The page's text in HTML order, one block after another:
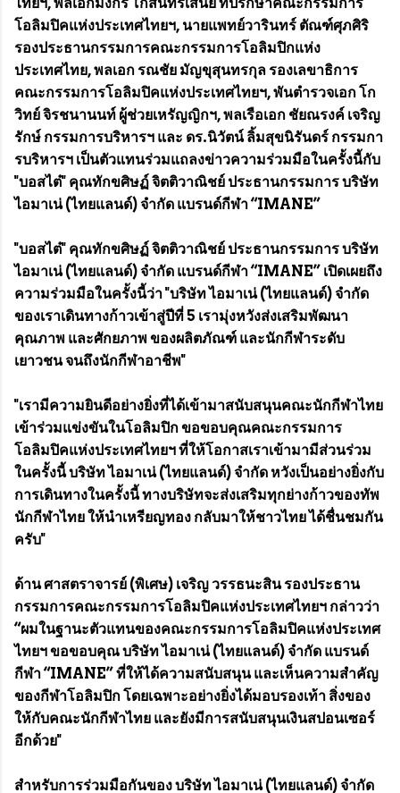
โอลิมปิคแห่งประเทศไทยฯ, นายแพทย์วารินทร์ ตัณฑ์ศุภศิริ
รองประธานกรรมการคณะกรรมการโอลิมปิกแห่ง
ประเทศไทย, พลเอก รณชัย มัญขุสุนทรกุล รองเลขาธิการ
คณะกรรมการโอลิมปิคแห่งประเทศไทยฯ, พันตำรวจเอก โก
วิทย์ จิรชนานนท์ ผู้ช่วยเหรัญญิกฯ, พลเรือเอก ชัยณรงค์ เจริญ
รักษ์ กรรมการบริหารฯ และ ดร.นิวัตน์ ลิ้มสุขนิรันดร์ กรรมกา
รบริหารฯ เป็นตัวแทนร่วมแถลงข่าวความร่วมมือในครั้งนี้กับ
"บอสไต๋" คุณทักขศิษฏ์ จิตติวาณิชย์ ประธานกรรมการ บริษัท
ไอมาเน่ (ไทยแลนด์) จำกัด แบรนด์กีฬา “IMANE”
"บอสไต๋" คุณทักขศิษฏ์ จิตติวาณิชย์ ประธานกรรมการ บริษัท
ไอมาเน่ (ไทยแลนด์) จำกัด แบรนด์กีฬา “IMANE” เปิดเผยถึง
ความร่วมมือในครั้งนี้ว่า "บริษัท ไอมาเน่ (ไทยแลนด์) จำกัด
ของเราเดินทางก้าวเข้าสู่ปีที่ 5 เรามุ่งหวังส่งเสริมพัฒนา
คุณภาพ และศักยภาพ ของผลิตภัณฑ์ และนักกีฬาระดับ
เยาวชน จนถึงนักกีฬาอาชีพ"
"เรามีความยินดีอย่างยิ่งที่ได้เข้ามาสนับสนุนคณะนักกีฬาไทย
เข้าร่วมแข่งขันในโอลิมปิก ขอขอบคุณคณะกรรมการ
โอลิมปิคแห่งประเทศไทยฯ ที่ให้โอกาสเราเข้ามามีส่วนร่วม
ในครั้งนี้ บริษัท ไอมาเน่ (ไทยแลนด์) จำกัด หวังเป็นอย่างยิ่งกับ
การเดินทางในครั้งนี้ ทางบริษัทจะส่งเสริมทุกย่างก้าวของทัพ
นักกีฬาไทย ให้นำเหรียญทอง กลับมาให้ชาวไทย ได้ชื่นชมกัน
ครับ"
ด้าน ศาสตราจารย์ (พิเศษ) เจริญ วรรธนะสิน รองประธาน
กรรมการคณะกรรมการโอลิมปิคแห่งประเทศไทยฯ กล่าวว่า
“ผมในฐานะตัวแทนของคณะกรรมการโอลิมปิคแห่งประเทศ
ไทยฯ ขอขอบคุณ บริษัท ไอมาเน่ (ไทยแลนด์) จำกัด แบรนด์
กีฬา “IMANE” ที่ให้ได้ความสนับสนุน และเห็นความสำคัญ
ของกีฬาโอลิมปิก โดยเฉพาะอย่างยิ่งได้มอบรองเท้า สิ่งของ
ให้กับคณะนักกีฬาไทย และยังมีการสนับสนุนเงินสปอนเซอร์
อีกด้วย"
สำหรับการร่วมมือกันของ บริษัท ไอมาเน่ (ไทยแลนด์) จำกัด